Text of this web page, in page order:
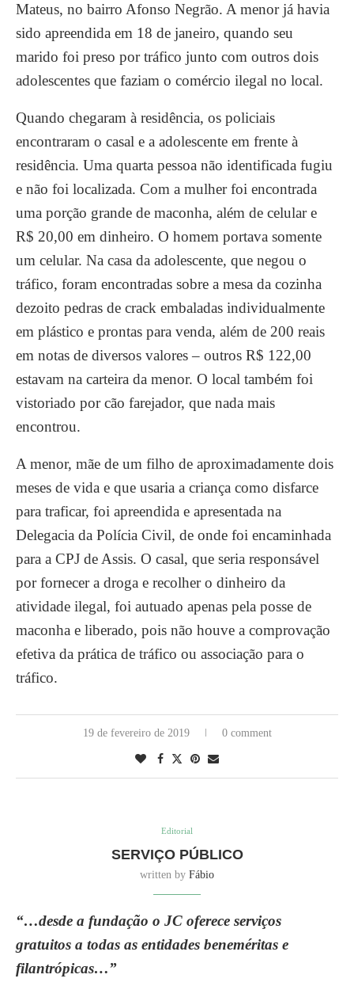
Mateus, no bairro Afonso Negrão. A menor já havia
sido apreendida em 18 de janeiro, quando seu
marido foi preso por tráfico junto com outros dois
adolescentes que faziam o comércio ilegal no local.
Quando chegaram à residência, os policiais
encontraram o casal e a adolescente em frente à
residência. Uma quarta pessoa não identificada fugiu
e não foi localizada. Com a mulher foi encontrada
uma porção grande de maconha, além de celular e
R$ 20,00 em dinheiro. O homem portava somente
um celular. Na casa da adolescente, que negou o
tráfico, foram encontradas sobre a mesa da cozinha
dezoito pedras de crack embaladas individualmente
em plástico e prontas para venda, além de 200 reais
em notas de diversos valores – outros R$ 122,00
estavam na carteira da menor. O local também foi
vistoriado por cão farejador, que nada mais
encontrou.
A menor, mãe de um filho de aproximadamente dois
meses de vida e que usaria a criança como disfarce
para traficar, foi apreendida e apresentada na
Delegacia da Polícia Civil, de onde foi encaminhada
para a CPJ de Assis. O casal, que seria responsável
por fornecer a droga e recolher o dinheiro da
atividade ilegal, foi autuado apenas pela posse de
maconha e liberado, pois não houve a comprovação
efetiva da prática de tráfico ou associação para o
tráfico.
19 de fevereiro de 2019 0 comment
Editorial
SERVIÇO PÚBLICO
written by Fábio
“…desde a fundação o JC oferece serviços
gratuitos a todas as entidades beneméritas e
filantrópicas…”